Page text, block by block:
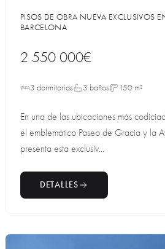
PISOS DE OBRA NUEVA EXCLUSIVOS
BARCELONA
2 550 000€
3 dormitorios 3 baños 150 m²
En una de las ubicaciones más
el emblemático Paseo de Gracia y la
presenta esta exclusiv...
DETALLES